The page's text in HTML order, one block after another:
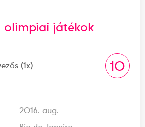
olimpiai játékok
(1x) 10
2016. aug.